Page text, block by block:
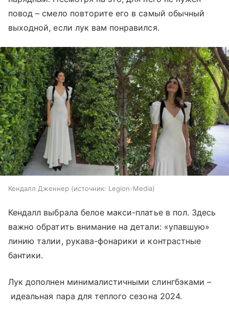
повод – смело повторите его в самый обычный
выходной, если лук вам понравился.
Кендалл Дженнер источник: Legion-Media
Кендалл выбрала белое макси-платье в пол. Здесь
важно обратить внимание на детали: «упавшую»
линию талии, рукава-фонарики и контрастные
бантики.
Лук дополнен минималистичными слингбэками –
идеальная пара для теплого сезона 2024.